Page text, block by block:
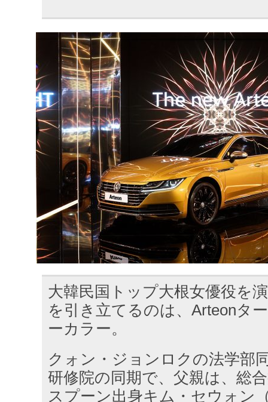
大韓民国トップ大根女優役を
を引き立てるのは、Arteonタ
ーカラー。
クォン・ジョンロクの法学部
研修院の同期で、父親は、総
スプーン出身キム・セウォン